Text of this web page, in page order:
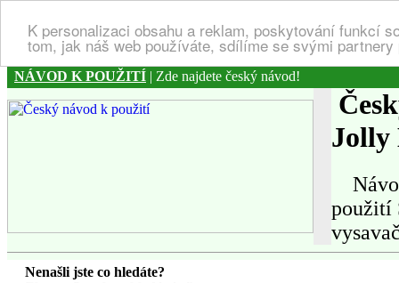
K personalizaci obsahu a reklam, poskytování funkcí
tom, jak náš web používáte, sdílíme se svými
NÁVOD K POUŽITÍ | Zde najdete český návod!
Jolly
použití
Nenašli jste co hledáte?